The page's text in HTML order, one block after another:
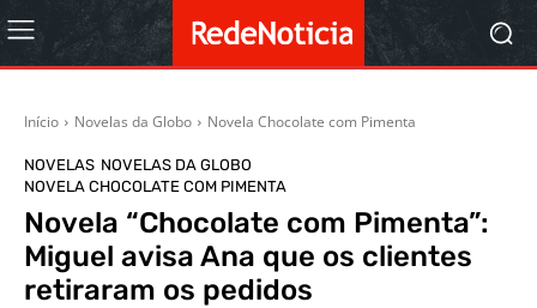
Início Novelas da Globo Novela Chocolate com Pimenta
NOVELAS NOVELAS DA GLOBO
NOVELA CHOCOLATE COM PIMENTA
Novela “Chocolate com Pimenta”:
Miguel avisa Ana que os clientes
retiraram os pedidos